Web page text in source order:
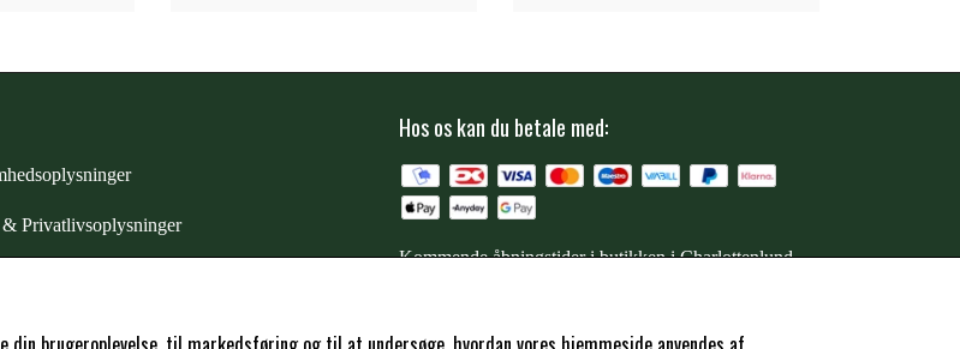
Privatlivsoplysninger
Hos os kan du betale med:
Kommende åbningstider i butikken i Charlottenlund